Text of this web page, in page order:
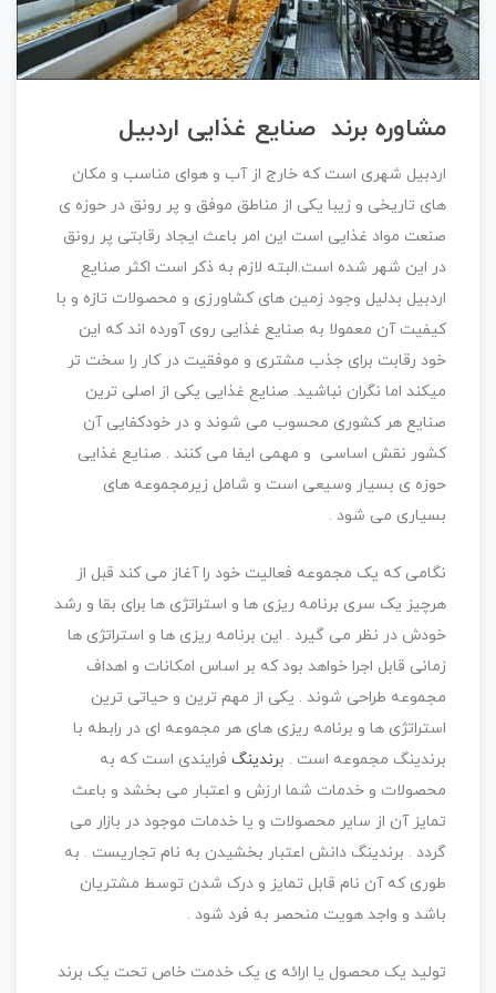
مشاوره برند صنایع غذایی اردبیل
اردبیل شهری است که خارج از آب و هوای مناسب و مکان
های تاریخی و زیبا یکی از مناطق موفق و پر رونق در حوزه ی
صنعت مواد غذایی است این امر باعث ایجاد رقابتی پر رونق
در این شهر شده است.البته لازم به ذکر است اکثر صنایع
اردبیل بدلیل وجود زمین های کشاورزی و محصولات تازه و با
کیفیت آن معمولا به صنایع غذایی روی آورده اند که این
خود رقابت برای جذب مشتری و موفقیت در کار را سخت تر
میکند اما نگران نباشید. صنایع غذایی یکی از اصلی ترین
صنایع هر کشوری محسوب می شوند و در خودکفایی آن
کشور نقش اساسی و مهمی ایفا می کنند . صنایع غذایی
حوزه ی بسیار وسیعی است و شامل زیرمجموعه های
بسیاری می شود .
نگامی که یک مجموعه فعالیت خود را آغاز می کند قبل از
هرچیز یک سری برنامه ریزی ها و استراتژی ها برای بقا و رشد
خودش در نظر می گیرد . این برنامه ریزی ها و استراتژی ها
زمانی قابل اجرا خواهد بود که بر اساس امکانات و اهداف
مجموعه طراحی شوند . یکی از مهم ترین و حیاتی ترین
استراتژی ها و برنامه ریزی های هر مجموعه ای در رابطه با
برندینگ مجموعه است . برندینگ فرایندی است که به
محصولات و خدمات شما ارزش و اعتبار می بخشد و باعث
تمایز آن از سایر محصولات و یا خدمات موجود در بازار می
گردد . برندینگ دانش اعتبار بخشیدن به نام تجاریست . به
طوری که آن نام قابل تمایز و درک شدن توسط مشتریان
باشد و واجد هویت منحصر به فرد شود .
تولید یک محصول یا ارائه ی یک خدمت خاص تحت یک برند